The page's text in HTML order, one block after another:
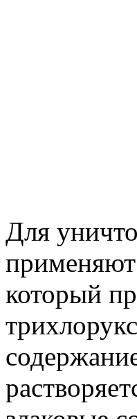
Для
который